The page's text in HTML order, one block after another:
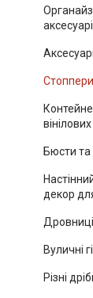
Бюсти та
декор
Дровниці
Вуличні
Різні